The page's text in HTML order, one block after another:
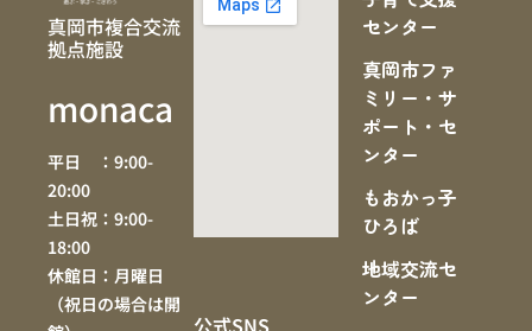
真岡市複合交流
拠点施設
monaca
平日 ：9:00-
20:00
土日祝：9:00-
18:00
休館日：月曜日
（祝日の場合は開
公式SNS
センター
真岡市ファ
ミリー・サ
ポート・セ
ンター
もおかっ子
ひろば
地域交流セ
ンター